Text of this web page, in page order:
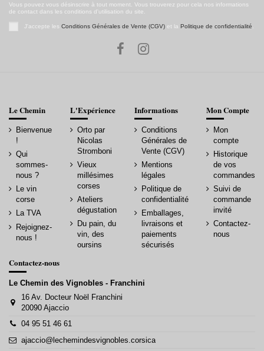
Vous pouvez vous désinscrire à tout moment. Vous trouverez pour cela nos informations
de contact dans les conditions d'utilisation du site.
J'accepte les Conditions Générales de Vente (CGV)et la Politique de confidentialité
Le Chemin
Bienvenue
!
Qui
sommes-
nous ?
Le vin
corse
La TVA
Rejoignez-
nous !
L'Expérience
Orto par
Nicolas
Stromboni
Vieux
millésimes
corses
Ateliers
dégustation
Du pain, du
vin, des
oursins
Informations
Conditions
Générales de
Vente (CGV)
Mentions
légales
Politique de
confidentialité
Emballages,
livraisons et
paiements
sécurisés
Mon Compte
Mon
compte
Historique
de vos
commandes
Suivi de
commande
invité
Contactez-
nous
Contactez-nous
Le Chemin des Vignobles - Franchini
16 Av. Docteur Noël Franchini
20090 Ajaccio
04 95 51 46 61
ajaccio@lechemindesvignobles.corsica